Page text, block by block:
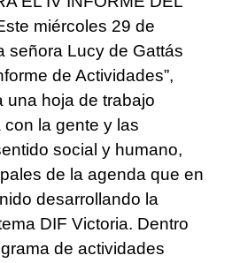
miércoles 29 de
señora Lucy de Gattás
de Actividades”,
una hoja de trabajo
la gente y las
social y humano,
de la agenda que en
desarrollando la
DIF Victoria. Dentro
de actividades